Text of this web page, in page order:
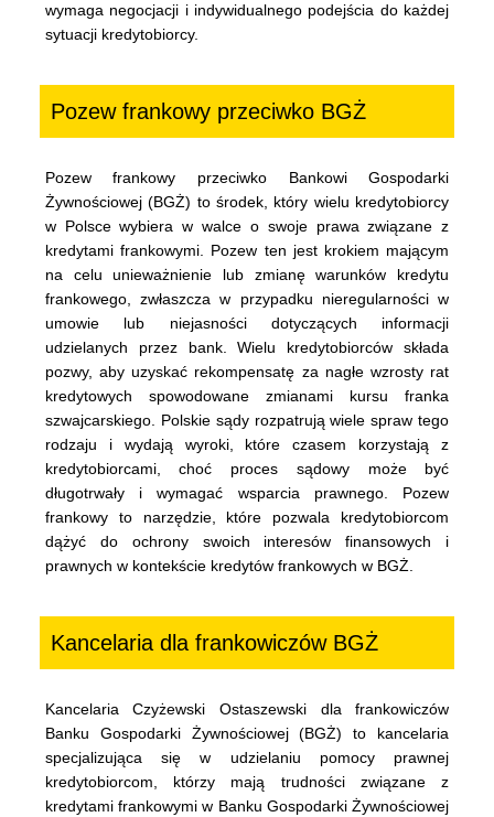
wymaga negocjacji i indywidualnego podejścia do każdej
sytuacji kredytobiorcy.
Pozew frankowy przeciwko BGŻ
Pozew frankowy przeciwko Bankowi Gospodarki
Żywnościowej (BGŻ) to środek, który wielu kredytobiorcy
w Polsce wybiera w walce o swoje prawa związane z
kredytami frankowymi. Pozew ten jest krokiem mającym
na celu unieważnienie lub zmianę warunków kredytu
frankowego, zwłaszcza w przypadku nieregularności w
umowie lub niejasności dotyczących informacji
udzielanych przez bank. Wielu kredytobiorców składa
pozwy, aby uzyskać rekompensatę za nagłe wzrosty rat
kredytowych spowodowane zmianami kursu franka
szwajcarskiego. Polskie sądy rozpatrują wiele spraw tego
rodzaju i wydają wyroki, które czasem korzystają z
kredytobiorcami, choć proces sądowy może być
długotrwały i wymagać wsparcia prawnego. Pozew
frankowy to narzędzie, które pozwala kredytobiorcom
dążyć do ochrony swoich interesów finansowych i
prawnych w kontekście kredytów frankowych w BGŻ.
Kancelaria dla frankowiczów BGŻ
Kancelaria Czyżewski Ostaszewski dla frankowiczów
Banku Gospodarki Żywnościowej (BGŻ) to kancelaria
specjalizująca się w udzielaniu pomocy prawnej
kredytobiorcom, którzy mają trudności związane z
kredytami frankowymi w Banku Gospodarki Żywnościowej